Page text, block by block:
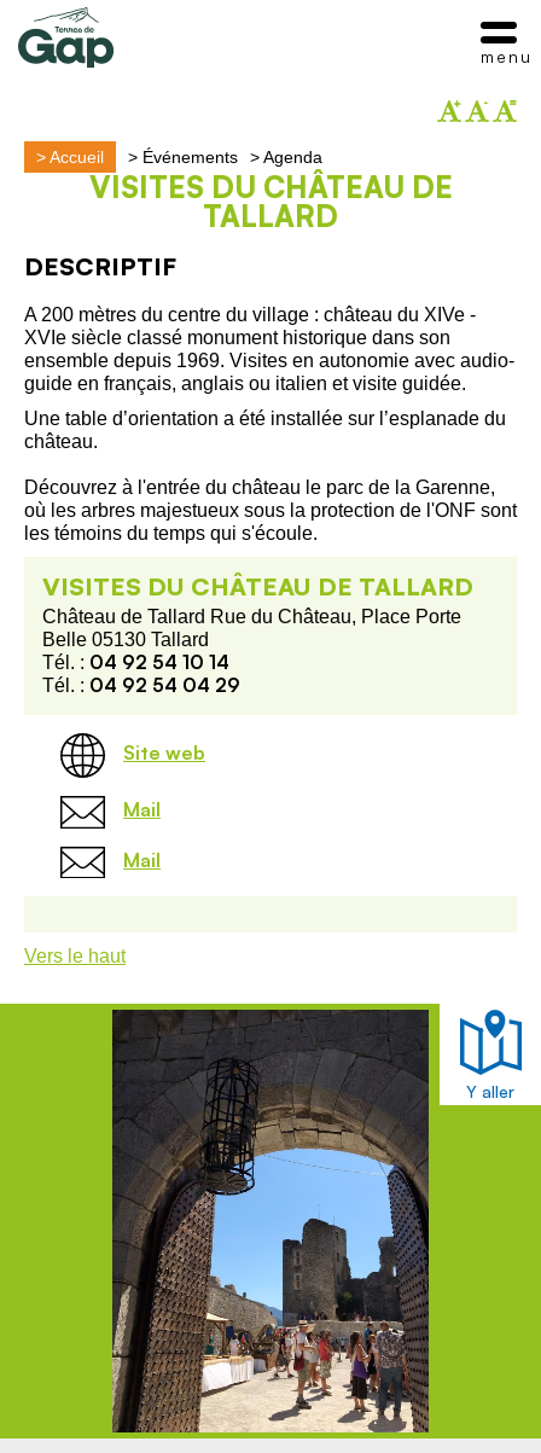
>Accueil > Événements >Agenda
VISITES DU CHÂTEAU DE
TALLARD
DESCRIPTIF
A 200 mètres du centre du village : château du XIVe -
XVIe siècle classé monument historique dans son
ensemble depuis 1969. Visites en autonomie avec audio-
guide en français, anglais ou italien et visite guidée.
Une table d’orientation a été installée sur l’esplanade du
château.
Découvrez à l'entrée du château le parc de la Garenne,
où les arbres majestueux sous la protection de l'ONF sont
les témoins du temps qui s'écoule.
VISITES DU CHÂTEAU DE TALLARD
Château de Tallard Rue du Château, Place Porte
Belle 05130 Tallard
Tél. : 04 92 54 10 14
Tél. : 04 92 54 04 29
Site web
Mail
Mail
Vers le haut
Y aller
menu